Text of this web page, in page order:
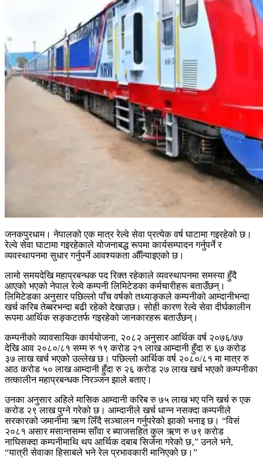
जनकपुरधाम। नेपालको एक मात्र रेल्वे सेवा प्रत्येक वर्ष घाटामा गइरहेको छ।
रेल्वे सेवा घाटामा गइरहेकाले योजनाबद्ध रूपमा कार्यसम्पादन गर्नुपर्ने र
व्यवस्थापनमा सुधार गर्नुपर्ने आवश्यकता औँल्याइएको छ।
लामो समयदेखि महाप्रबन्धक पद रिक्त रहेकाले व्यवस्थापनमा समस्या हुँदै
आएको भएको नेपाल रेल्वे कम्पनी लिमिटेडका कर्मचारीहरू बताउँछन्।
लिमिटेडका अनुसार पछिल्लो पाँच वर्षको तथ्याङ्कले कम्पनीको आम्दानीभन्दा
खर्च करिब तेब्बरभन्दा बढी रहेको देखाउछ। सोही कारण रेल्वे सेवा दीर्घकालीन
रूपमा आर्थिक सङ्कटतर्फ गइरहेको जानकारहरू बताउँछन्।
कम्पनीको व्यावसायिक कार्ययोजना, २०८२ अनुसार आर्थिक वर्ष २०७६/७७
देखि आव २०८०/८१ सम्म रु १९ करोड २१ लाख आम्दानी हुँदा रु ६७ करोड
३७ लाख खर्च भएको उल्लेख छ। पछिल्लो आर्थिक वर्ष २०८०/८१ मा मात्र रु
आठ करोड ५० लाख आम्दानी हुँदा रु २६ करोड २७ लाख खर्च भएको कम्पनीका
तत्कालीन महाप्रबन्धक निरञ्जन झाले बताए।
उनका अनुसार अहिले मासिक आम्दानी करिब रु ७५ लाख भए पनि खर्च रु एक
करोड २९ लाख पुग्ने गरेको छ। आम्दानीले खर्च धान्न नसक्दा कम्पनीले
सरकारको जमानीमा ऋण लिँदै सञ्चालन गर्नुपरेको झाको भनाइ छ। “विसं
२०८१ असार मसान्तसम्म साँवा र ब्याजसहित कुल ऋण रु ७९ करोड
नाघिसक्दा कम्पनीमाथि थप आर्थिक दबाब सिर्जना गरेको छ‚” उनले भने,
“यात्री सेवाका हिसाबले भने रेल प्रभावकारी मानिएको छ।”